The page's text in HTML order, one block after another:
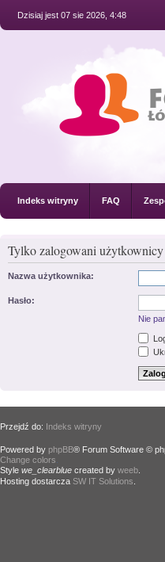
Dzisiaj jest 07 sie 2026, 4:48
Indeks witryny FAQ
Tylko zalogowani
Nazwa użytkownika:
Hasło:
Nie
Przejdź do: Indeks witryny
Powered by phpBB® Forum Software ©
Change colors
Style we_clearblue created by weeb
Hosting dostarcza SW IT Solutions